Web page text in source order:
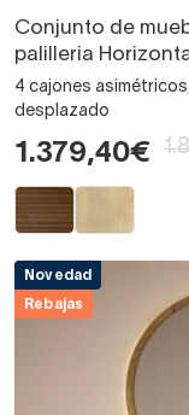
Conjunto de
palilleria
4 cajones
desplazado
1.379,40€
Novedad
Rebajas